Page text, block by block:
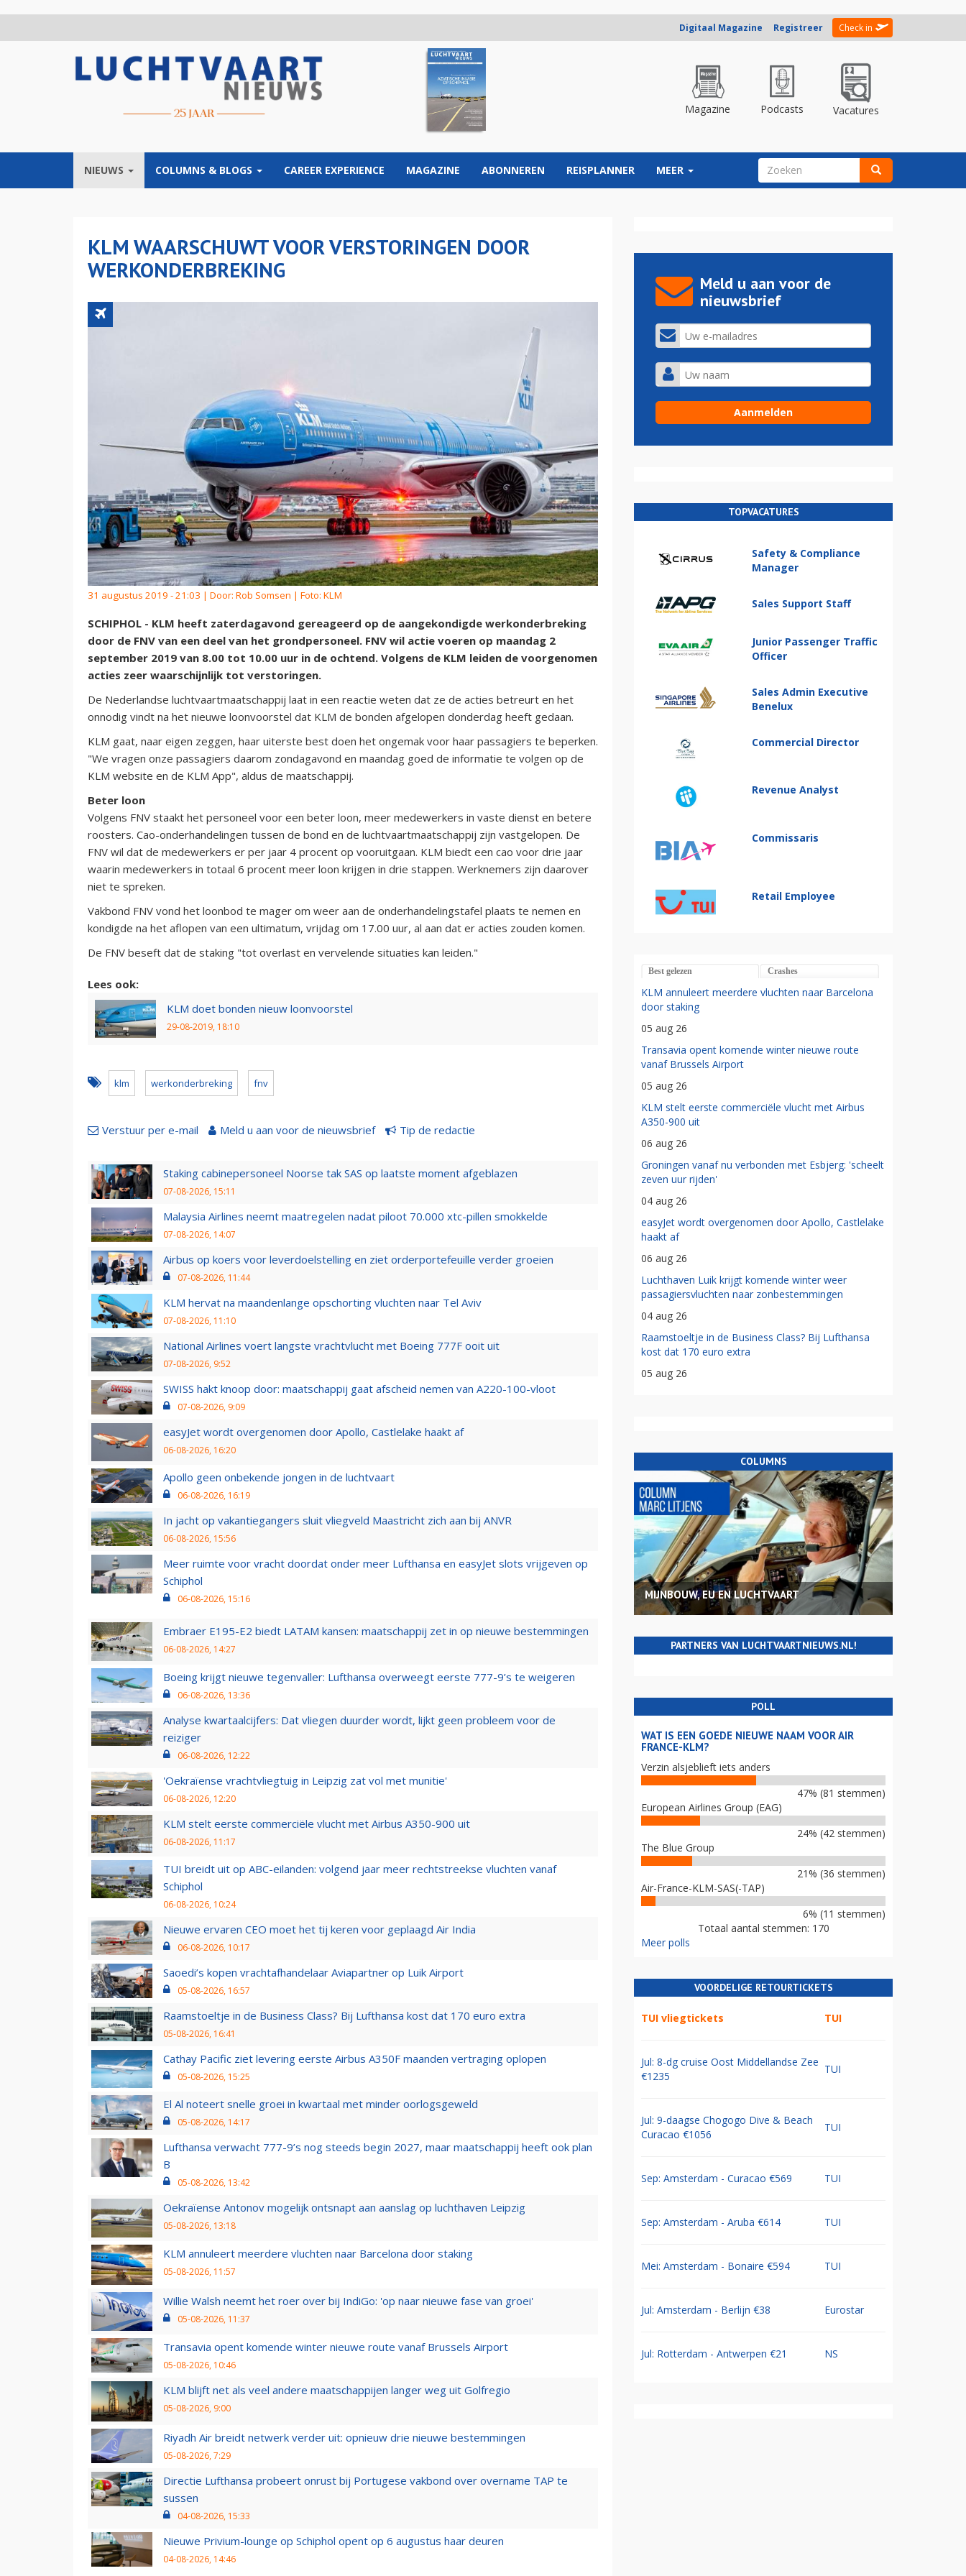
Digitaal Magazine Registreer Check in
Magazine Podcasts Vacatures
NIEUWS COLUMNS & BLOGS CAREER EXPERIENCE MAGAZINE ABONNEREN REISPLANNER MEER ZOEKVELD
KLM WAARSCHUWT VOOR VERSTORINGEN DOOR
WERKONDERBREKING
31 augustus 2019 - 21:03 | Door: Rob Somsen | Foto: KLM
SCHIPHOL - KLM heeft zaterdagavond gereageerd op de aangekondigde werkonderbreking
door de FNV van een deel van het grondpersoneel. FNV wil actie voeren op maandag 2
september 2019 van 8.00 tot 10.00 uur in de ochtend. Volgens de KLM leiden de voorgenomen
acties zeer waarschijnlijk tot verstoringen.
De Nederlandse luchtvaartmaatschappij laat in een reactie weten dat ze de acties betreurt en het
onnodig vindt na het nieuwe loonvoorstel dat KLM de bonden afgelopen donderdag heeft gedaan.
KLM gaat, naar eigen zeggen, haar uiterste best doen het ongemak voor haar passagiers te beperken.
"We vragen onze passagiers daarom zondagavond en maandag goed de informatie te volgen op de
KLM website en de KLM App", aldus de maatschappij.
Beter loon
Volgens FNV staakt het personeel voor een beter loon, meer medewerkers in vaste dienst en betere
roosters. Cao-onderhandelingen tussen de bond en de luchtvaartmaatschappij zijn vastgelopen. De
FNV wil dat de medewerkers er per jaar 4 procent op vooruitgaan. KLM biedt een cao voor drie jaar
waarin medewerkers in totaal 6 procent meer loon krijgen in drie stappen. Werknemers zijn daarover
niet te spreken.
Vakbond FNV vond het loonbod te mager om weer aan de onderhandelingstafel plaats te nemen en
kondigde na het aflopen van een ultimatum, vrijdag om 17.00 uur, al aan dat er acties zouden komen.
De FNV beseft dat de staking "tot overlast en vervelende situaties kan leiden."
Lees ook:
KLM doet bonden nieuw loonvoorstel
29-08-2019, 18:10
klm werkonderbreking fnv
Verstuur per e-mail Meld u aan voor de nieuwsbrief Tip de redactie
Staking cabinepersoneel Noorse tak SAS op laatste moment afgeblazen
07-08-2026, 15:11
Malaysia Airlines neemt maatregelen nadat piloot 70.000 xtc-pillen smokkelde
07-08-2026, 14:07
Airbus op koers voor leverdoelstelling en ziet orderportefeuille verder groeien
07-08-2026, 11:44
KLM hervat na maandenlange opschorting vluchten naar Tel Aviv
07-08-2026, 11:10
National Airlines voert langste vrachtvlucht met Boeing 777F ooit uit
07-08-2026, 9:52
SWISS hakt knoop door: maatschappij gaat afscheid nemen van A220-100-vloot
07-08-2026, 9:09
easyJet wordt overgenomen door Apollo, Castlelake haakt af
06-08-2026, 16:20
Apollo geen onbekende jongen in de luchtvaart
06-08-2026, 16:19
In jacht op vakantiegangers sluit vliegveld Maastricht zich aan bij ANVR
06-08-2026, 15:56
Meer ruimte voor vracht doordat onder meer Lufthansa en easyJet slots vrijgeven op
Schiphol
06-08-2026, 15:16
Embraer E195-E2 biedt LATAM kansen: maatschappij zet in op nieuwe bestemmingen
06-08-2026, 14:27
Boeing krijgt nieuwe tegenvaller: Lufthansa overweegt eerste 777-9’s te weigeren
06-08-2026, 13:36
Analyse kwartaalcijfers: Dat vliegen duurder wordt, lijkt geen probleem voor de
reiziger
06-08-2026, 12:22
'Oekraïense vrachtvliegtuig in Leipzig zat vol met munitie'
06-08-2026, 12:20
KLM stelt eerste commerciële vlucht met Airbus A350-900 uit
06-08-2026, 11:17
TUI breidt uit op ABC-eilanden: volgend jaar meer rechtstreekse vluchten vanaf
Schiphol
06-08-2026, 10:24
Nieuwe ervaren CEO moet het tij keren voor geplaagd Air India
06-08-2026, 10:17
Saoedi’s kopen vrachtafhandelaar Aviapartner op Luik Airport
05-08-2026, 16:57
Raamstoeltje in de Business Class? Bij Lufthansa kost dat 170 euro extra
05-08-2026, 16:41
Cathay Pacific ziet levering eerste Airbus A350F maanden vertraging oplopen
05-08-2026, 15:25
El Al noteert snelle groei in kwartaal met minder oorlogsgeweld
05-08-2026, 14:17
Lufthansa verwacht 777-9’s nog steeds begin 2027, maar maatschappij heeft ook plan
B
05-08-2026, 13:42
Oekraïense Antonov mogelijk ontsnapt aan aanslag op luchthaven Leipzig
05-08-2026, 13:18
KLM annuleert meerdere vluchten naar Barcelona door staking
05-08-2026, 11:57
Willie Walsh neemt het roer over bij IndiGo: 'op naar nieuwe fase van groei'
05-08-2026, 11:37
Transavia opent komende winter nieuwe route vanaf Brussels Airport
05-08-2026, 10:46
KLM blijft net als veel andere maatschappijen langer weg uit Golfregio
05-08-2026, 9:00
Riyadh Air breidt netwerk verder uit: opnieuw drie nieuwe bestemmingen
05-08-2026, 7:29
Directie Lufthansa probeert onrust bij Portugese vakbond over overname TAP te
sussen
04-08-2026, 15:33
Nieuwe Privium-lounge op Schiphol opent op 6 augustus haar deuren
04-08-2026, 14:46
Meld u aan voor de
nieuwsbrief
TOPVACATURES
Safety & Compliance
Manager
Sales Support Staff
Junior Passenger Traffic
Officer
Sales Admin Executive
Benelux
Commercial Director
Revenue Analyst
Commissaris
Retail Employee
Best gelezen Crashes
KLM annuleert meerdere vluchten naar Barcelona
door staking
05 aug 26
Transavia opent komende winter nieuwe route
vanaf Brussels Airport
05 aug 26
KLM stelt eerste commerciële vlucht met Airbus
A350-900 uit
06 aug 26
Groningen vanaf nu verbonden met Esbjerg: 'scheelt
zeven uur rijden'
04 aug 26
easyJet wordt overgenomen door Apollo, Castlelake
haakt af
06 aug 26
Luchthaven Luik krijgt komende winter weer
passagiersvluchten naar zonbestemmingen
04 aug 26
Raamstoeltje in de Business Class? Bij Lufthansa
kost dat 170 euro extra
05 aug 26
COLUMNS
MIJNBOUW, EU EN LUCHTVAART
PARTNERS VAN LUCHTVAARTNIEUWS.NL!
POLL
WAT IS EEN GOEDE NIEUWE NAAM VOOR AIR
FRANCE-KLM?
Verzin alsjeblieft iets anders
47% (81 stemmen)
European Airlines Group (EAG)
24% (42 stemmen)
The Blue Group
21% (36 stemmen)
Air-France-KLM-SAS(-TAP)
6% (11 stemmen)
Totaal aantal stemmen: 170
Meer polls
VOORDELIGE RETOURTICKETS
TUI vliegtickets TUI
Jul: 8-dg cruise Oost Middellandse Zee
€1235
TUI
Jul: 9-daagse Chogogo Dive & Beach
Curacao €1056
TUI
Sep: Amsterdam - Curacao €569 TUI
Sep: Amsterdam - Aruba €614 TUI
Mei: Amsterdam - Bonaire €594 TUI
Jul: Amsterdam - Berlijn €38 Eurostar
Jul: Rotterdam - Antwerpen €21 NS